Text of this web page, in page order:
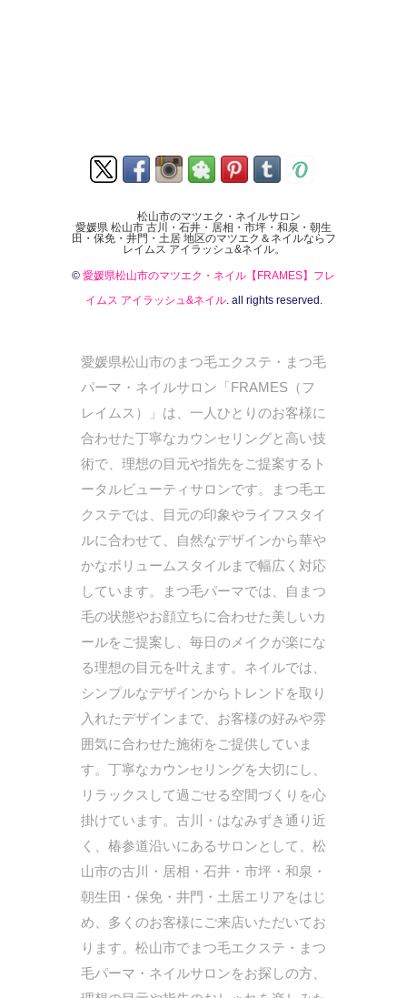
松山市のマツエク・ネイルサロン
愛媛県 松山市 古川・石井・居相・市坪・和泉・朝生
田・保免・井門・土居 地区のマツエク＆ネイルならフ
レイムス アイラッシュ&ネイル。
© 愛媛県松山市のマツエク・ネイル【FRAMES】フレ
イムス アイラッシュ&ネイル. all rights reserved.
愛媛県松山市のまつ毛エクステ・まつ毛
パーマ・ネイルサロン「FRAMES（フ
レイムス）」は、一人ひとりのお客様に
合わせた丁寧なカウンセリングと高い技
術で、理想の目元や指先をご提案するト
ータルビューティサロンです。まつ毛エ
クステでは、目元の印象やライフスタイ
ルに合わせて、自然なデザインから華や
かなボリュームスタイルまで幅広く対応
しています。まつ毛パーマでは、自まつ
毛の状態やお顔立ちに合わせた美しいカ
ールをご提案し、毎日のメイクが楽にな
る理想の目元を叶えます。ネイルでは、
シンプルなデザインからトレンドを取り
入れたデザインまで、お客様の好みや雰
囲気に合わせた施術をご提供していま
す。丁寧なカウンセリングを大切にし、
リラックスして過ごせる空間づくりを心
掛けています。古川・はなみずき通り近
く、椿参道沿いにあるサロンとして、松
山市の古川・居相・石井・市坪・和泉・
朝生田・保免・井門・土居エリアをはじ
め、多くのお客様にご来店いただいてお
ります。松山市でまつ毛エクステ・まつ
毛パーマ・ネイルサロンをお探しの方、